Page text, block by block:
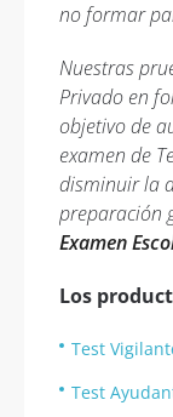
no formar
Nuestras
Privado en
objetivo de
examen de
disminuir la
preparación
Examen
Los
Test
Test